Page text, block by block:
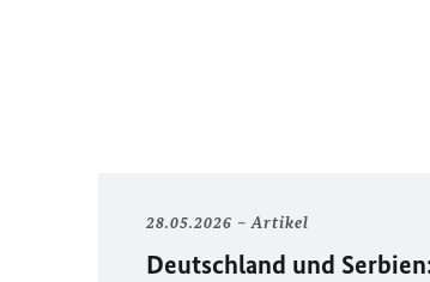
28.05.2026 Artikel
Deutschland und